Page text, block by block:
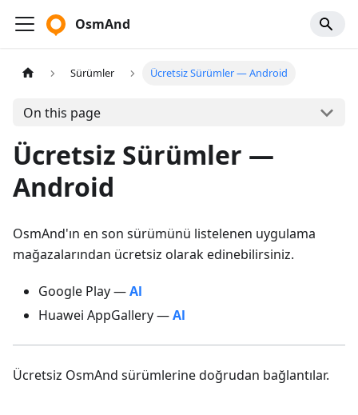
OsmAnd
Sürümler Ücretsiz Sürümler — Android
On this page
Ücretsiz Sürümler —
Android
OsmAnd'ın en son sürümünü listelenen uygulama
mağazalarından ücretsiz olarak edinebilirsiniz.
Google Play —Al
Huawei AppGallery —Al
Ücretsiz OsmAnd sürümlerine doğrudan bağlantılar.